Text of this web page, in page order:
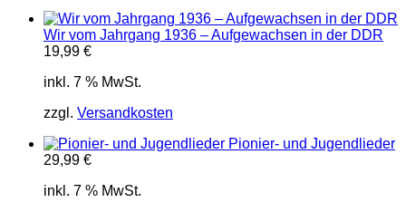
Wir vom Jahrgang 1936 – Aufgewachsen in der DDR
19,99 €
inkl. 7 % MwSt.
zzgl. Versandkosten
Pionier- und Jugendlieder
29,99 €
inkl. 7 % MwSt.